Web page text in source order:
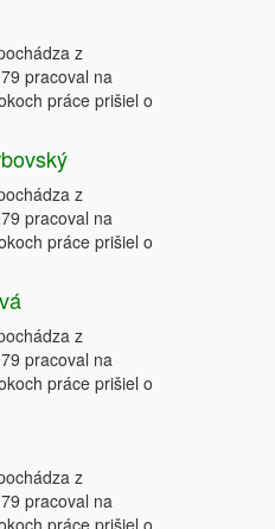
z
pracoval na
práce prišiel o
z
pracoval na
práce prišiel o
z
pracoval na
práce prišiel o
z
pracoval na
práce prišiel o